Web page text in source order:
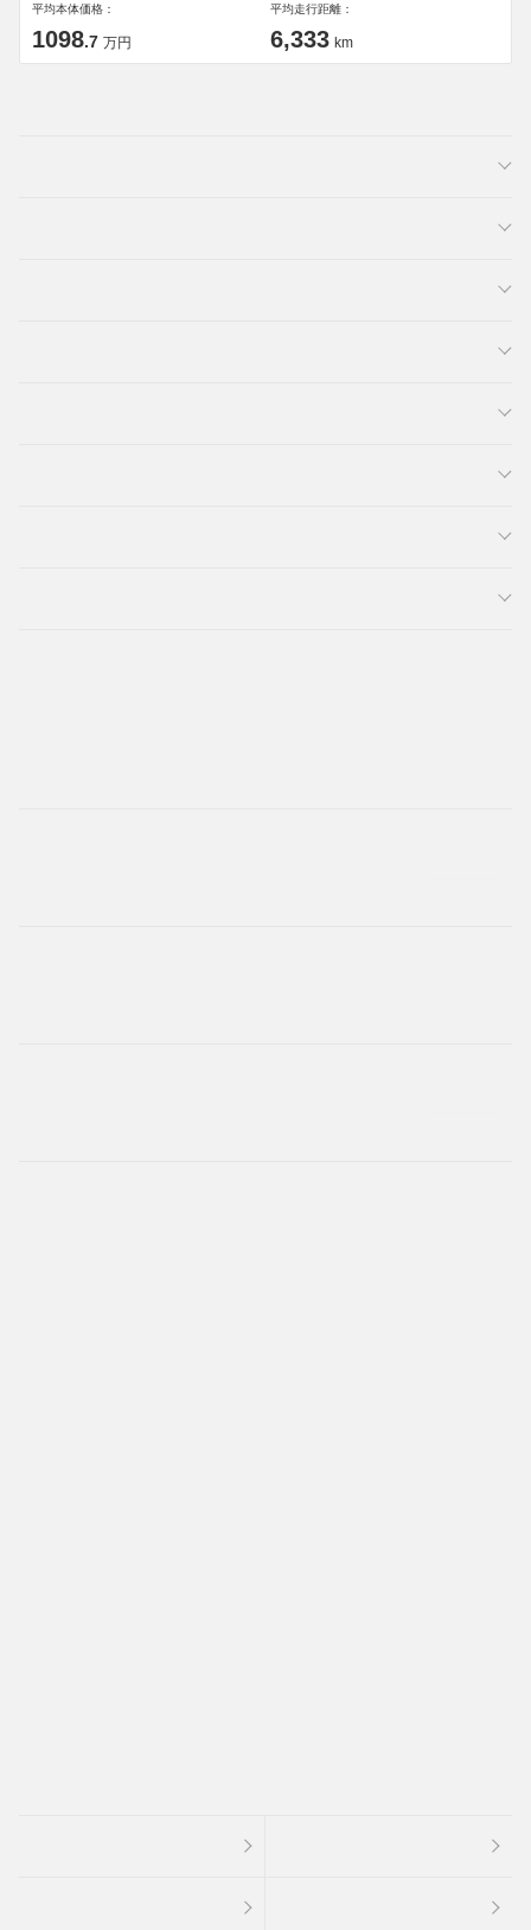
平均本体価格：
1098.7 万円
平均走行距離：
6,333 km